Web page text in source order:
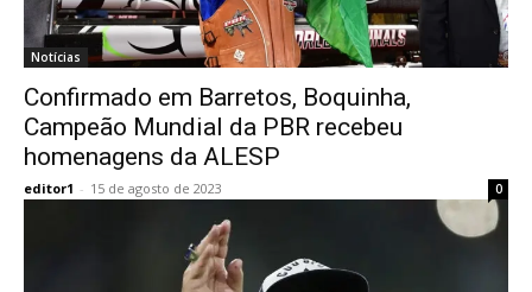
Notícias
Confirmado em Barretos, Boquinha,
Campeão Mundial da PBR recebeu
homenagens da ALESP
editor1 - 15 de agosto de 2023 0